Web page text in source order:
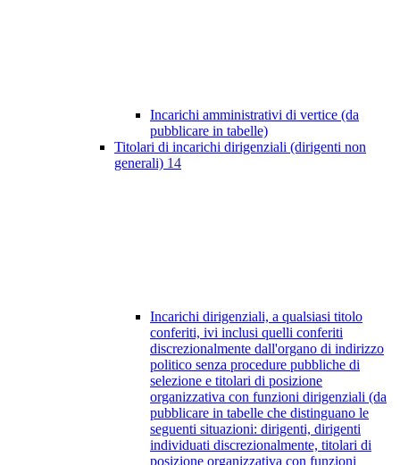
Incarichi amministrativi di vertice (da
pubblicare in tabelle)
Titolari di incarichi dirigenziali (dirigenti non
generali) 14
Incarichi dirigenziali, a qualsiasi titolo
conferiti, ivi inclusi quelli conferiti
discrezionalmente dall'organo di indirizzo
politico senza procedure pubbliche di
selezione e titolari di posizione
organizzativa con funzioni dirigenziali (da
pubblicare in tabelle che distinguano le
seguenti situazioni: dirigenti, dirigenti
individuati discrezionalmente, titolari di
posizione organizzativa con funzioni